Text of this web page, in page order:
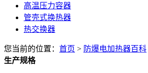
高温压力容器
管壳式换热器
热交换器
您当前的位置： 首页 > 防爆电加热器百科
生产规格